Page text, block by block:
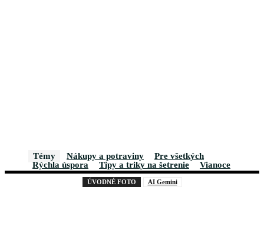
Témy Nákupy a potraviny
Pre všetkých
Rýchla úspora
Tipy a triky na šetrenie Vianoce
ÚVODNÉ FOTO AI Gemini